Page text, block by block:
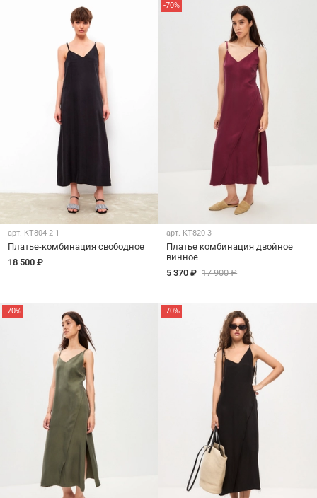
арт. KT804-2-1
Платье-комбинация свободное
18 500 ₽
-70%
арт. KT820-3
Платье комбинация двойное
винное
5 370 ₽ 17 900 ₽
-70% -70%